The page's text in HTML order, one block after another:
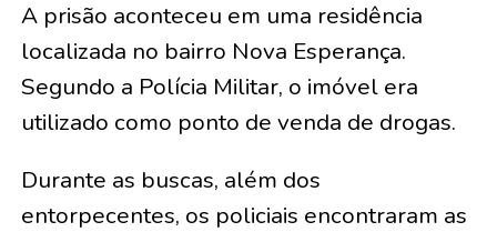
A prisão aconteceu em uma residência
localizada no bairro Nova Esperança.
Segundo a Polícia Militar, o imóvel era
utilizado como ponto de venda de drogas.
Durante as buscas, além dos
entorpecentes, os policiais encontraram as